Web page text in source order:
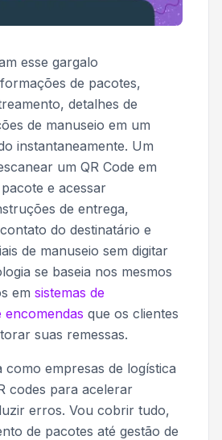
esse gargalo
de pacotes,
detalhes de
de manuseio em um
instantaneamente. Um
um QR Code em
e acessar
de entrega,
do destinatário e
de manuseio sem digitar
se baseia nos mesmos
em sistemas de
encomendas que os clientes
suas remessas.
como empresas de logística
codes para acelerar
erros. Vou cobrir tudo,
de pacotes até gestão de